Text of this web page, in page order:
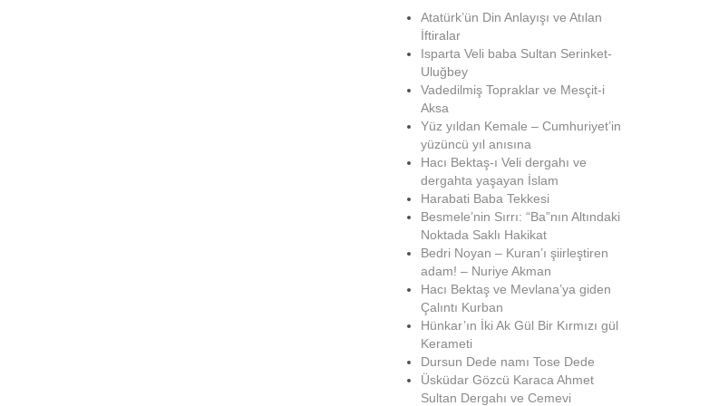
Atatürk’ün Din Anlayışı ve Atılan
İftiralar
Isparta Veli baba Sultan Serinket-
Uluğbey
Vadedilmiş Topraklar ve Mesçit-i
Aksa
Yüz yıldan Kemale – Cumhuriyet’in
yüzüncü yıl anısına
Hacı Bektaş-ı Veli dergahı ve
dergahta yaşayan İslam
Harabati Baba Tekkesi
Besmele’nin Sırrı: “Ba”nın Altındaki
Noktada Saklı Hakikat
Bedri Noyan – Kuran’ı şiirleştiren
adam! – Nuriye Akman
Hacı Bektaş ve Mevlana’ya giden
Çalıntı Kurban
Hünkar’ın İki Ak Gül Bir Kırmızı gül
Kerameti
Dursun Dede namı Tose Dede
Üsküdar Gözcü Karaca Ahmet
Sultan Dergahı ve Cemevi